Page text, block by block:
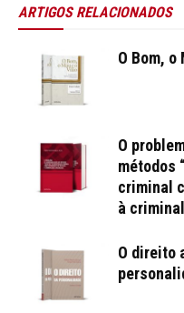
ARTIGOS RELACIONADOS
O Bom, o
O
métodos
criminal
à
O direito